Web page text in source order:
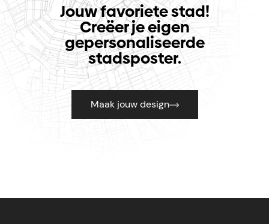
Jouw favoriete stad!
Creëer je eigen
gepersonaliseerde
stadsposter.
Maak jouw design